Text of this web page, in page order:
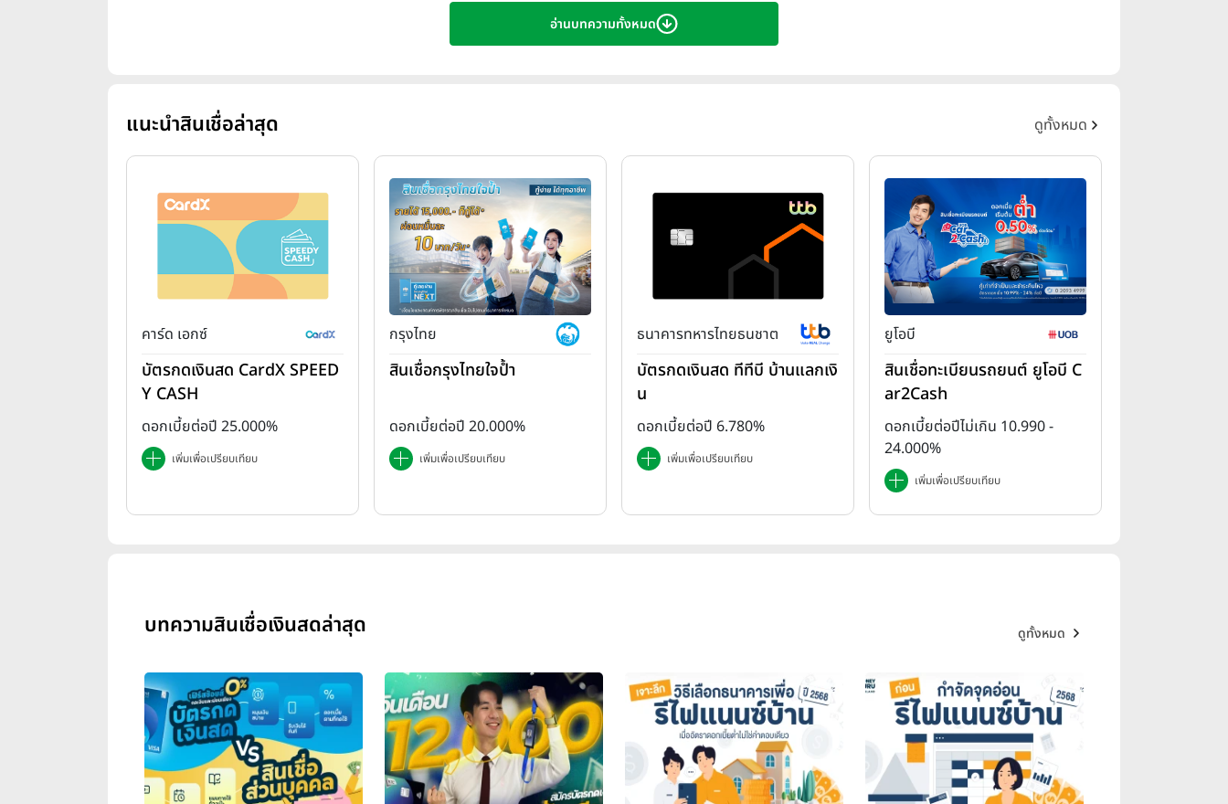
อ่านบทความทั้งหมด
แนะนำสินเชื่อล่าสุด ดูทั้งหมด
คาร์ด เอกซ์
บัตรกดเงินสด CardX SPEED
Y CASH
ดอกเบี้ยต่อปี 25.000%
เพิ่มเพื่อเปรียบเทียบ
กรุงไทย
สินเชื่อกรุงไทยใจป้ำ
ดอกเบี้ยต่อปี 20.000%
เพิ่มเพื่อเปรียบเทียบ
ธนาคารทหารไทยธนชาต
บัตรกดเงินสด ทีทีบี บ้านแลกเงิ
น
ดอกเบี้ยต่อปี 6.780%
เพิ่มเพื่อเปรียบเทียบ
ยูโอบี
สินเชื่อทะเบียนรถยนต์ ยูโอบี C
ar2Cash
ดอกเบี้ยต่อปีไม่เกิน 10.990 -
24.000%
เพิ่มเพื่อเปรียบเทียบ
บทความสินเชื่อเงินสดล่าสุด ดูทั้งหมด